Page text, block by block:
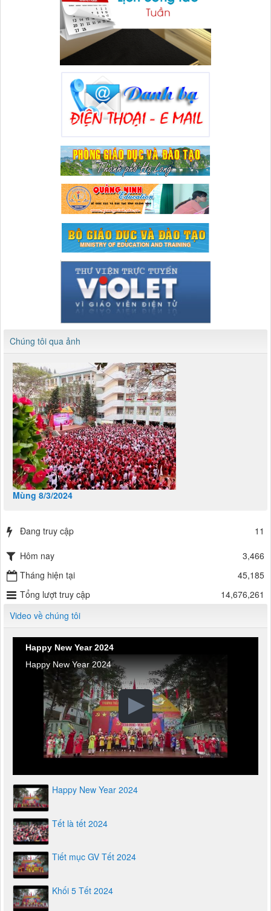
Chúng tôi qua ảnh
Mùng 8/3/2024
Đang truy cập 11
Hôm nay
3,466
Tháng hiện tại
45,185
Tổng lượt truy cập
14,676,261
Video về chúng tôi
Happy New Year 2024
Happy New Year 2024
Happy New Year 2024
Tết là tết 2024
Tiết mục GV Tết 2024
Khối 5 Tết 2024